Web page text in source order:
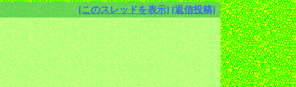
[このスレッドを表示] [返信投稿]